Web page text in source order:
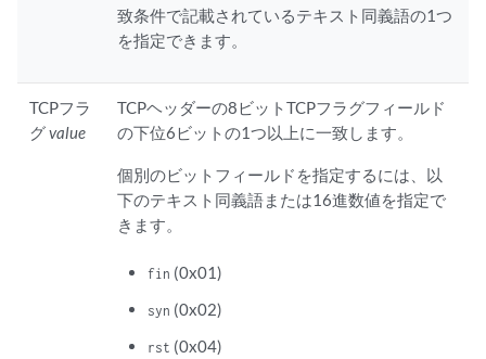
致条件で記載されているテキスト同義語の1つ
を指定できます。
TCPフラ
グvalue
TCPヘッダーの8ビットTCPフラグフィールド
の下位6ビットの1つ以上に一致します。
個別のビットフィールドを指定するには、以
下のテキスト同義語または16進数値を指定で
きます。
fin (0x01)
syn (0x02)
rst (0x04)